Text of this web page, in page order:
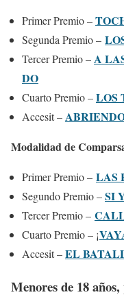
Primer Premio –
Segunda Premio –
Tercer Premio –A
DO
Cuarto Premio –LOS
Accesit –
Modalidad de
Primer Premio – LAS
Segundo Premio –SI
Tercer Premio –
Cuarto Premio – ¡
Accesit –EL
Menores de 18